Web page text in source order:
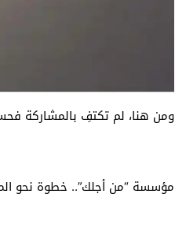
ومن هنا، لم تكتفِ بالمشاركة
مؤسسة “من أجلك”.. خطوة نحو